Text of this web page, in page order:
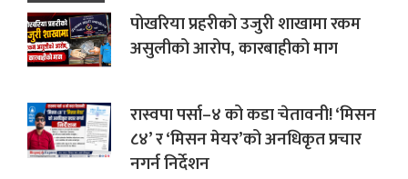
पोखरिया प्रहरीको उजुरी शाखामा रकम
असुलीको आरोप, कारबाहीको माग
रास्वपा पर्सा–४ को कडा चेतावनी! ‘मिसन
८४’ र ‘मिसन मेयर’को अनधिकृत प्रचार
नगर्न निर्देशन